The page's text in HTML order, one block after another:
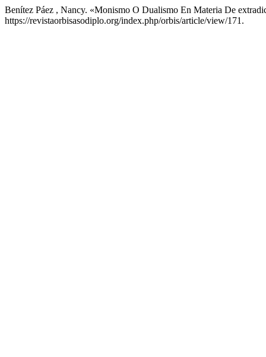
Benítez Páez , Nancy. «Monismo O Dualismo En Materia De
https://revistaorbisasodiplo.org/index.php/orbis/article/view/171.